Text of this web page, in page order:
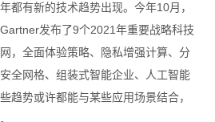
都有新的技术趋势出现。今年10月，
发布了9个2021年重要战略科技
，全面体验策略、隐私增强计算、分
全网格、组装式智能企业、人工智能
趋势或许都能与某些应用场景结合，